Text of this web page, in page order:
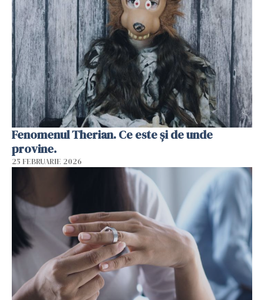
Fenomenul Therian. Ce este și de unde
provine.
25 FEBRUARIE 2026